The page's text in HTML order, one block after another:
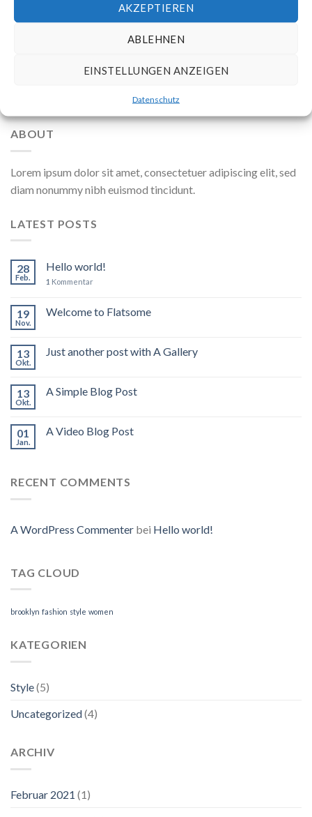
AKZEPTIEREN
ABLEHNEN
EINSTELLUNGEN ANZEIGEN
Datenschutz
Website in diesem Browser für die nächste
Kommentierung speichern.
ABOUT
Lorem ipsum dolor sit amet, consectetuer adipiscing elit, sed
diam nonummy nibh euismod tincidunt.
LATEST POSTS
28
Feb.
Hello world!
1 Kommentar
19
Nov.
Welcome to Flatsome
13
Okt.
Just another post with A Gallery
13
Okt.
A Simple Blog Post
01
Jan.
A Video Blog Post
RECENT COMMENTS
A WordPress Commenter bei Hello world!
TAG CLOUD
brooklyn fashion style women
KATEGORIEN
Style(5)
Uncategorized(4)
ARCHIV
Februar 2021 (1)